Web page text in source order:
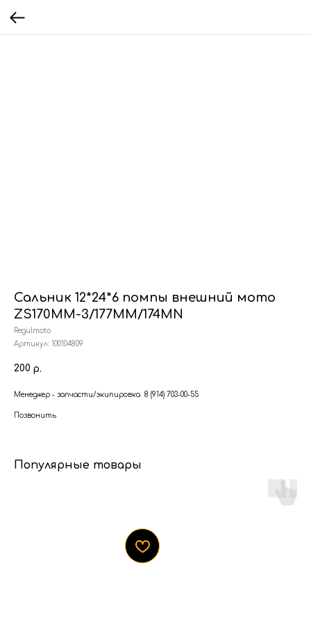
Сальник 12*24*6 помпы внешний мото
ZS170MM-3/177MM/174MN
Regulmoto
Артикул: 100104809
200 р.
Менеджер - запчасти/экипировка 8 (914) 703-00-55
Позвонить
Популярные товары